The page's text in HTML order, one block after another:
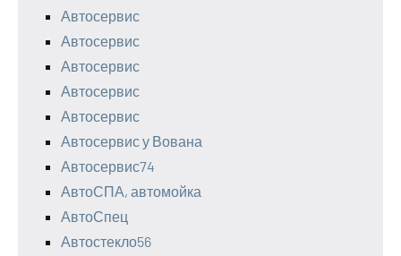
Автосервис
Автосервис
Автосервис
Автосервис
Автосервис
Автосервис у Вована
Автосервис74
АвтоСПА, автомойка
АвтоСпец
Автостекло56